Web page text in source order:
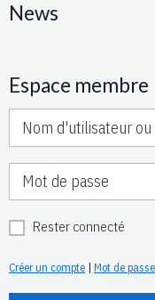
News
Espace membre
Rester connecté
Créer un compte | Mot de